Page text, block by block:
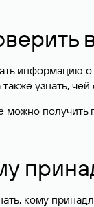
информацию о
узнать, чей
можно
кому